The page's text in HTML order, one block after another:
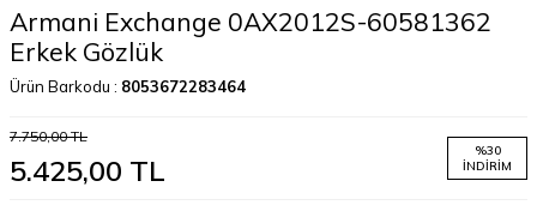
Armani Exchange 0AX2012S-60581362
Erkek Gözlük
Ürün Barkodu : 8053672283464
7.750,00TL
5.425,00 TL
%30
İNDIRIM